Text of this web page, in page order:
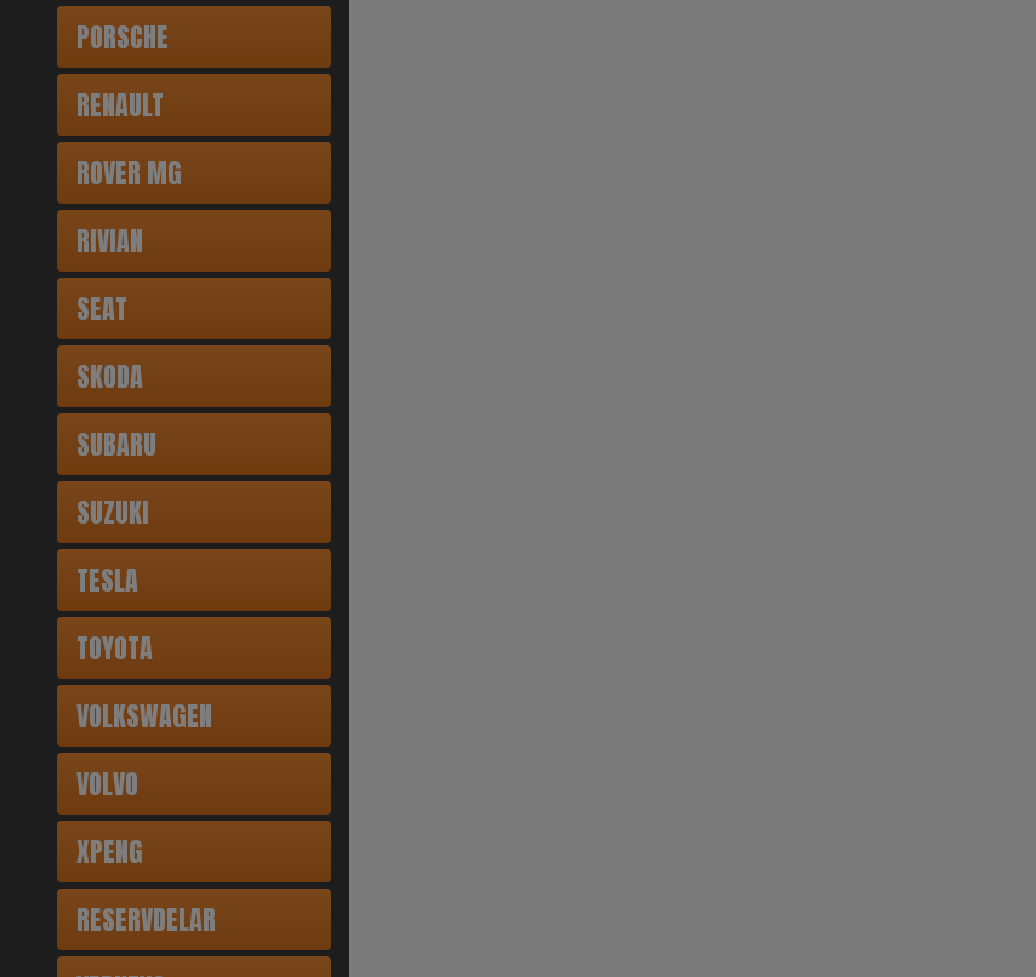
PORSCHE
RENAULT
ROVER MG
RIVIAN
SEAT
SKODA
SUBARU
SUZUKI
TESLA
TOYOTA
VOLKSWAGEN
VOLVO
XPENG
RESERVDELAR